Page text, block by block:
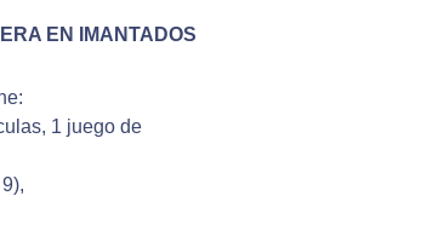
EN IMANTADOS
1 juego de